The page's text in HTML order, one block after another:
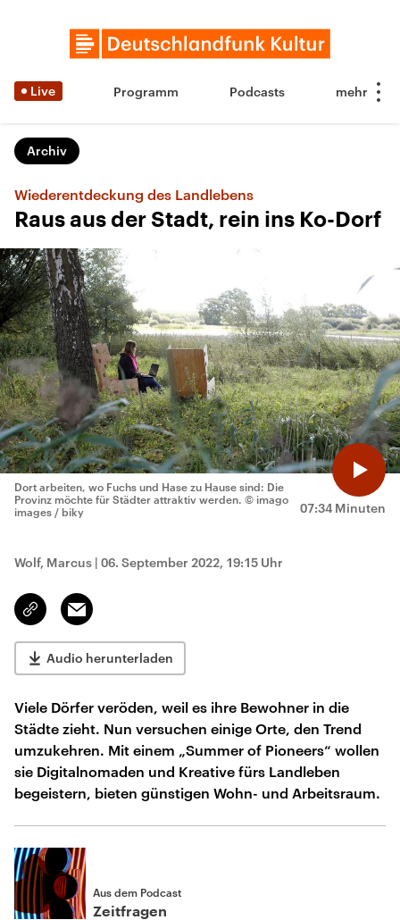
Live Programm Podcasts
Archiv
Wiederentdeckung des Landlebens
Raus aus der Stadt, rein ins Ko-Dorf
07:34 Minuten
Dort arbeiten, wo Fuchs und Hase zu Hause sind: Die
Provinz möchte für Städter attraktiv werden. © imago
images / biky
Wolf, Marcus | 06. September 2022, 19:15 Uhr
Link
kopieren/teilen
Email
Audio herunterladen
Viele Dörfer veröden, weil es ihre Bewohner in die
Städte zieht. Nun versuchen einige Orte, den Trend
umzukehren. Mit einem „Summer of Pioneers“ wollen
sie Digitalnomaden und Kreative fürs Landleben
begeistern, bieten günstigen Wohn- und Arbeitsraum.
Aus dem Podcast
Zeitfragen